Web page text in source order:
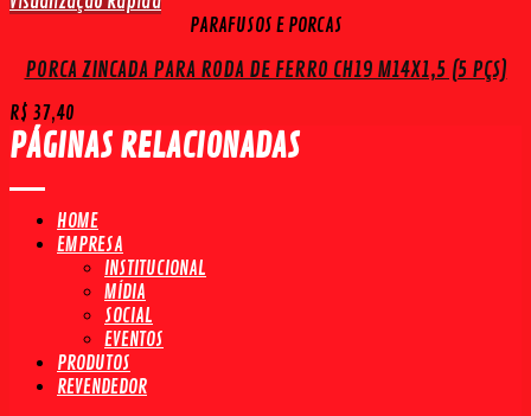
PARAFUSOS E PORCAS
PORCA ZINCADA PARA RODA DE FERRO CH19 M14X1,5 (5 PÇS)
R$ 37,40
PÁGINAS RELACIONADAS
HOME
EMPRESA
INSTITUCIONAL
MÍDIA
SOCIAL
EVENTOS
PRODUTOS
REVENDEDOR